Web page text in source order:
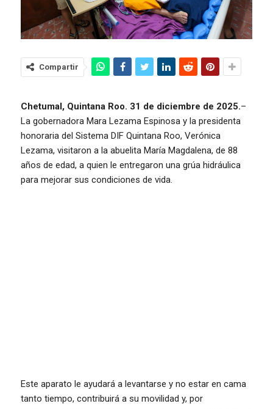
Compartir
Chetumal, Quintana Roo. 31 de diciembre de 2025.–
La gobernadora Mara Lezama Espinosa y la presidenta
honoraria del Sistema DIF Quintana Roo, Verónica
Lezama, visitaron a la abuelita María Magdalena, de 88
años de edad, a quien le entregaron una grúa hidráulica
para mejorar sus condiciones de vida.
Este aparato le ayudará a levantarse y no estar en cama
tanto tiempo, contribuirá a su movilidad y, por